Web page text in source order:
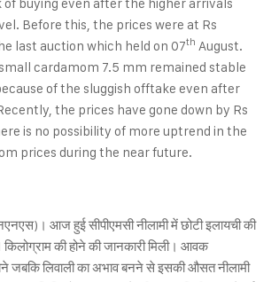
Before this, the prices were at Rs
last auction which held on 07th August.
cardamom 7.5 mm remained stable
of the sluggish offtake even after
the prices have gone down by Rs
is no possibility of more uptrend in the
prices during the near future.
आज हुई सीपीएमसी नीलामी में छोटी इलायची की
की होने की जानकारी मिली। आवक
जबकि लिवाली का अभाव बनने से इसकी औसत नीलामी